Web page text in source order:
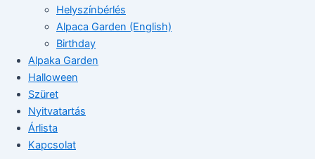
Helyszínbérlés
Alpaca Garden (English)
Birthday
Alpaka Garden
Halloween
Szüret
Nyitvatartás
Árlista
Kapcsolat